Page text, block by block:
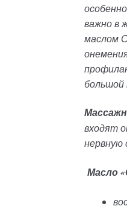
важно в
маслом
большой
входят
Масло